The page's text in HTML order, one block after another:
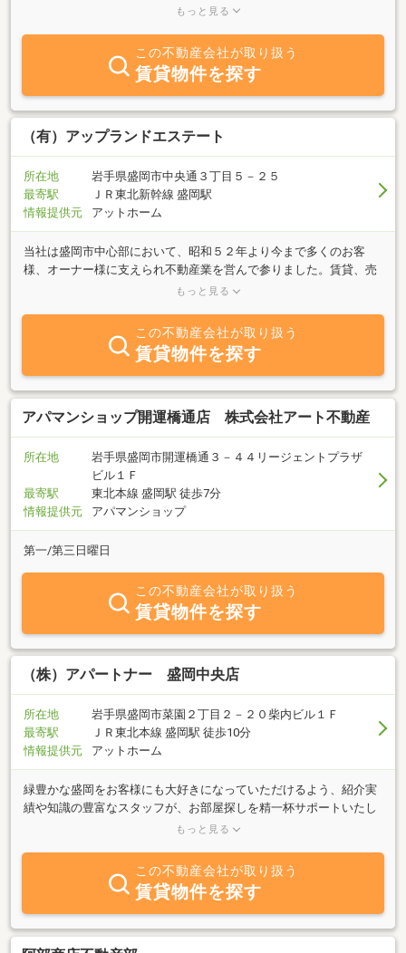
んでいきたい」という願いが込められています。家主・借主・売
もっと見る
この不動産会社が取り扱う
賃貸物件を探す
（有）アップランドエステート
所在地
岩手県盛岡市中央通３丁目５－２５
最寄駅
ＪＲ東北新幹線 盛岡駅
情報提供元
アットホーム
当社は盛岡市中心部において、昭和５２年より今まで多くのお客
様、オーナー様に支えられ不動産業を営んで参りました。賃貸、売
買はもちろんご自宅のリフォーム、建替え、住宅会社の選定まで何
トプロ岩手」 閲覧くだされば幸いです。親切丁寧な対応でスタッ
フ一同皆様のお問い合わせ、ご来店をお待ちしております。
もっと見る
この不動産会社が取り扱う
賃貸物件を探す
アパマンショップ開運橋通店 株式会社アート不動産
所在地
岩手県盛岡市開運橋通３－４４リージェントプラザ
ビル１Ｆ
最寄駅
東北本線 盛岡駅 徒歩7分
情報提供元
アパマンショップ
第一/第三日曜日
この不動産会社が取り扱う
賃貸物件を探す
（株）アパートナー 盛岡中央店
所在地
岩手県盛岡市菜園２丁目２－２０柴内ビル１Ｆ
最寄駅
ＪＲ東北本線 盛岡駅 徒歩10分
情報提供元
アットホーム
緑豊かな盛岡をお客様にも大好きになっていただけるよう、紹介実
績や知識の豊富なスタッフが、お部屋探しを精一杯サポートいたし
ます！ お客様のご希望に合わせたスピーディな対応を心掛けて
ります。 盛岡市内はもとより岩手県内まで、物件探しは、ぜひ
当社へご相談ください。 スタッフ一同お客様からのお問合せを
心よりお待ちしております。
もっと見る
この不動産会社が取り扱う
賃貸物件を探す